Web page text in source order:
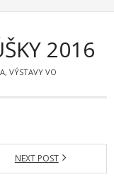
2016
, VÝSTAVY VO
NEXT POST